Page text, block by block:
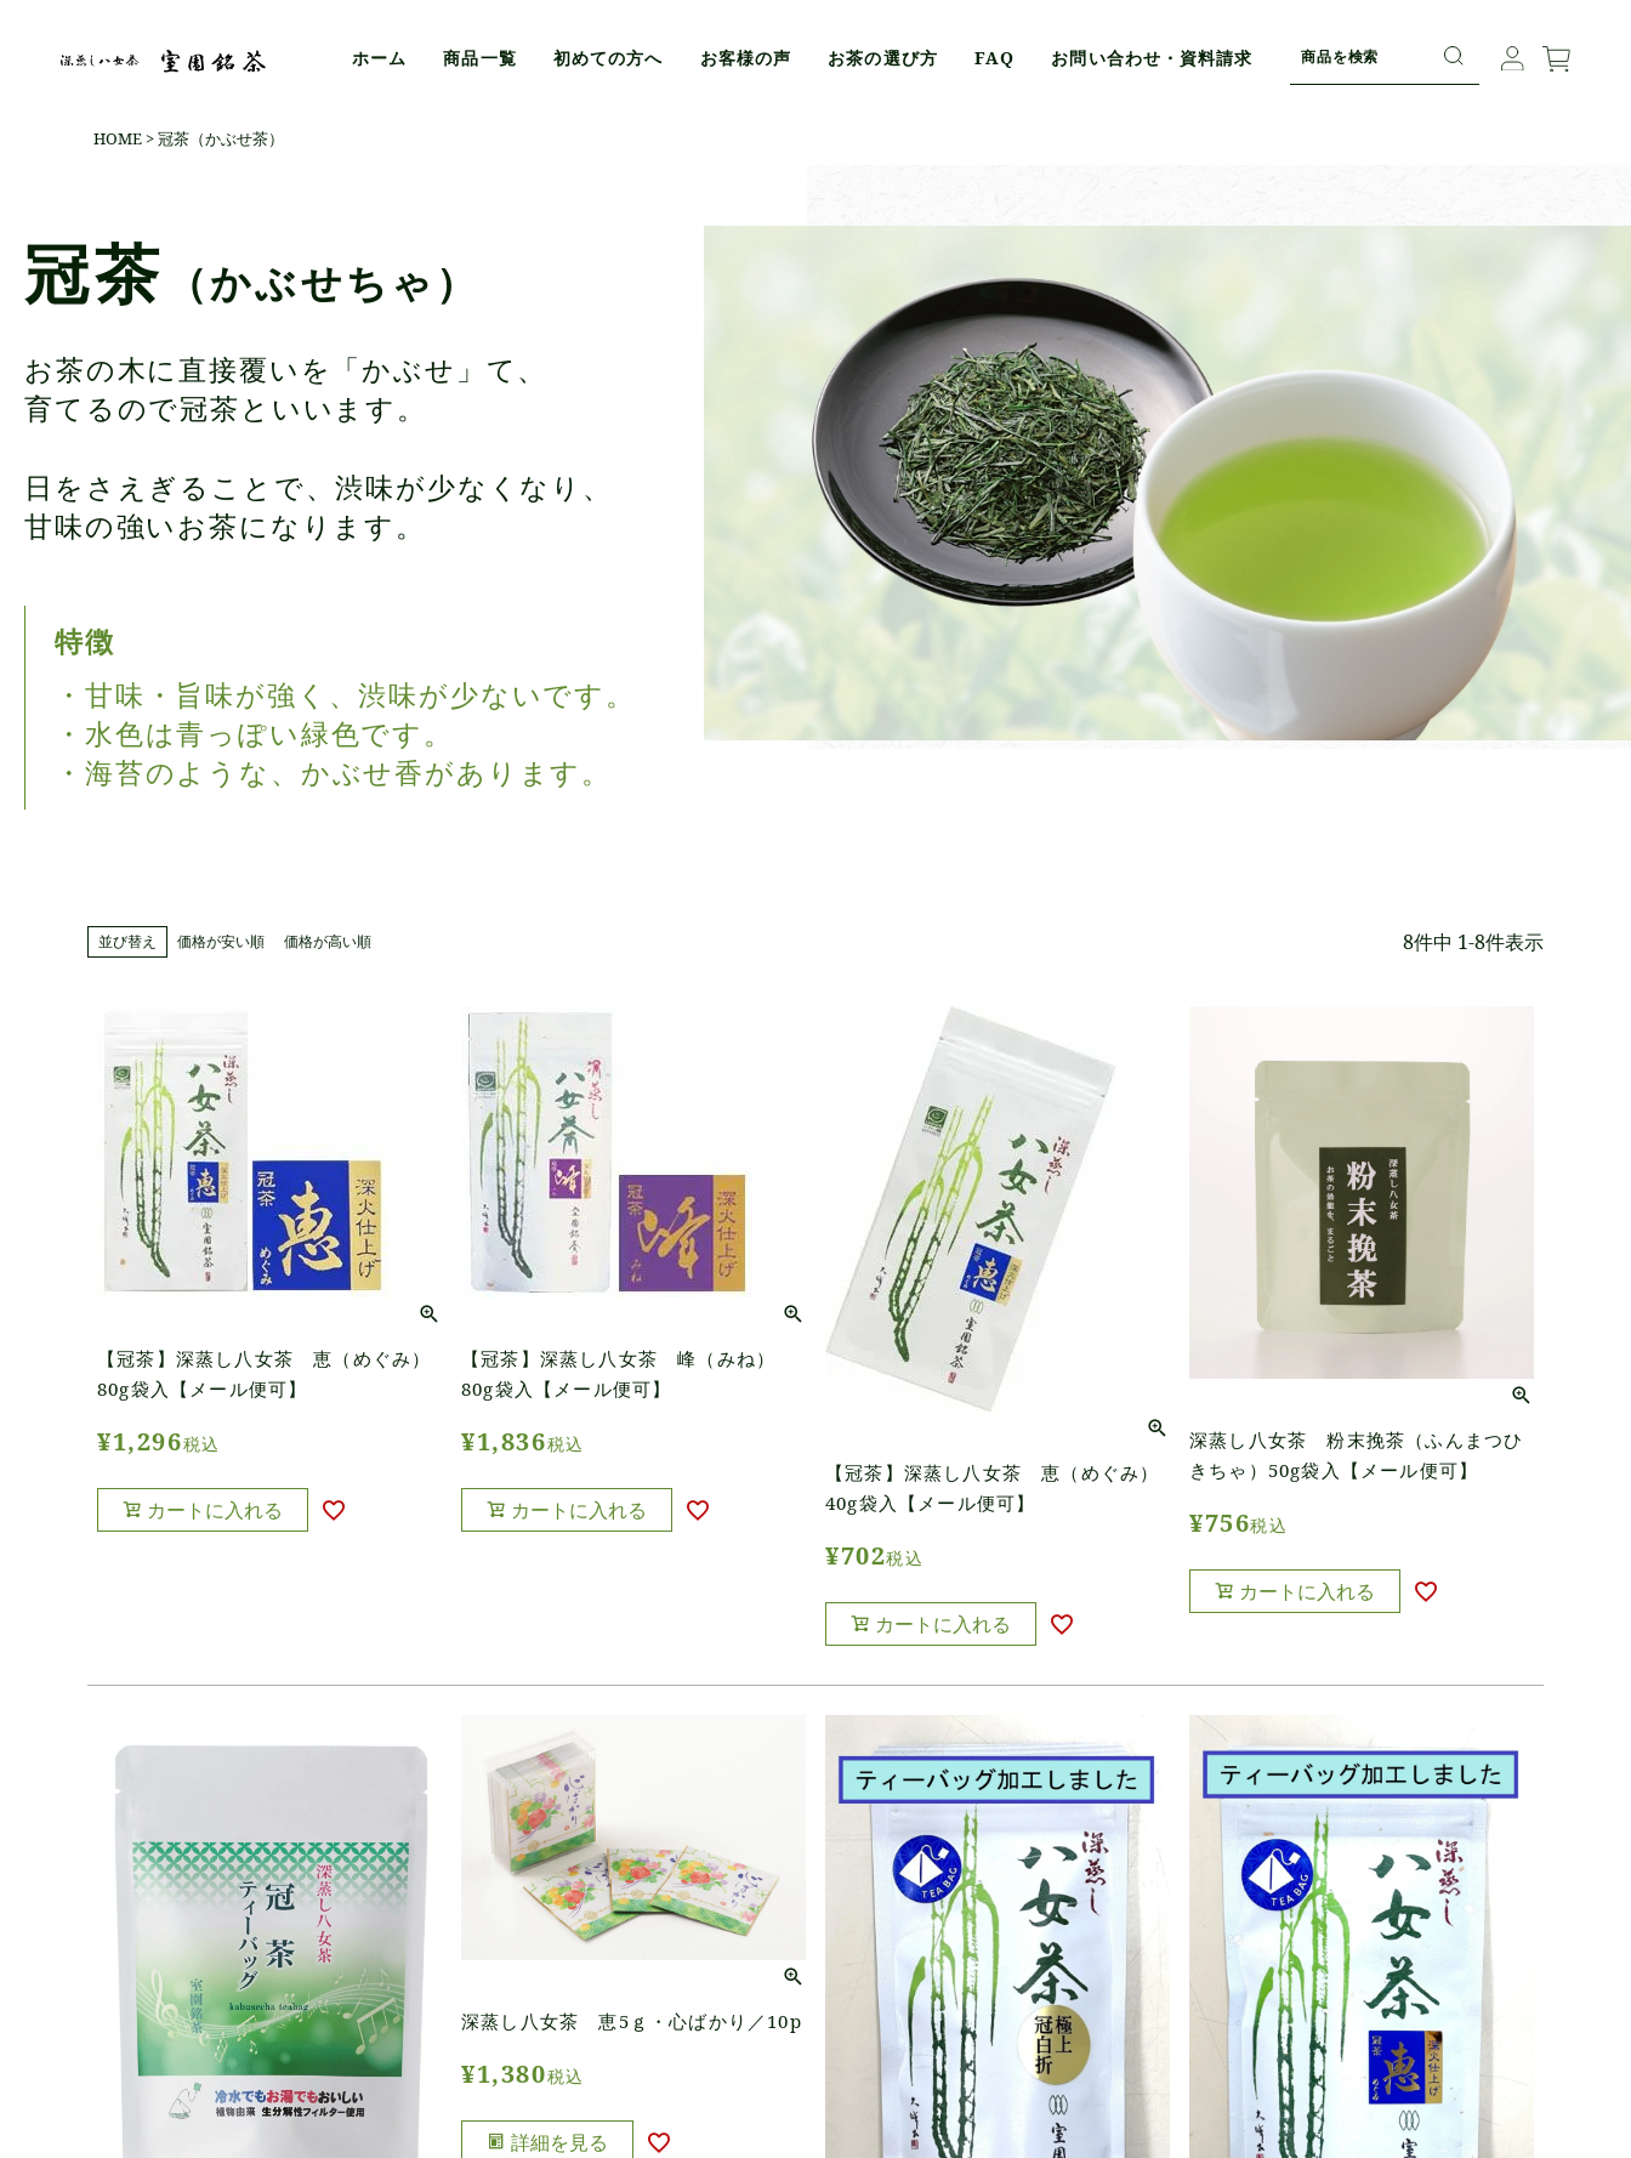
ホーム 商品一覧 初めての方へ お客様の声 お茶の選び方 FAQ お問い合わせ・資料請求
HOME 冠茶（かぶせ茶）
冠茶 （かぶせちゃ）
お茶の木に直接覆いを「かぶせ」て、
育てるので冠茶といいます。
日をさえぎることで、渋味が少なくなり、
甘味の強いお茶になります。
特徴
・甘味・旨味が強く、渋味が少ないです。
・水色は青っぽい緑色です。
・海苔のような、かぶせ香があります。
並び替え 価格が安い順 価格が高い順 8件中 1-8件表示
【冠茶】深蒸し八女茶 恵（めぐみ）
80g袋入【メール便可】
¥1,296税込
カートに入れる
【冠茶】深蒸し八女茶 峰（みね）
80g袋入【メール便可】
¥1,836税込
カートに入れる
【冠茶】深蒸し八女茶 恵（めぐみ）
40g袋入【メール便可】
¥702税込
カートに入れる
深蒸し八女茶 粉末挽茶（ふんまつひ
きちゃ）50g袋入【メール便可】
¥756税込
カートに入れる
深蒸し八女茶 恵5ｇ・心ばかり／10p
¥1,380税込
詳細を見る